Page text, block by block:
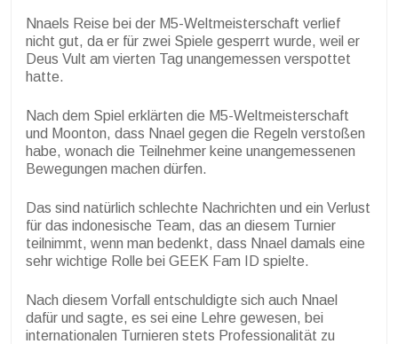
Nnaels Reise bei der M5-Weltmeisterschaft verlief
nicht gut, da er für zwei Spiele gesperrt wurde, weil er
Deus Vult am vierten Tag unangemessen verspottet
hatte.
Nach dem Spiel erklärten die M5-Weltmeisterschaft
und Moonton, dass Nnael gegen die Regeln verstoßen
habe, wonach die Teilnehmer keine unangemessenen
Bewegungen machen dürfen.
Das sind natürlich schlechte Nachrichten und ein Verlust
für das indonesische Team, das an diesem Turnier
teilnimmt, wenn man bedenkt, dass Nnael damals eine
sehr wichtige Rolle bei GEEK Fam ID spielte.
Nach diesem Vorfall entschuldigte sich auch Nnael
dafür und sagte, es sei eine Lehre gewesen, bei
internationalen Turnieren stets Professionalität zu